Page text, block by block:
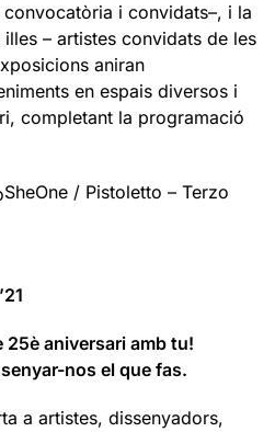
i convidats–, i la
– artistes convidats de les
aniran
en espais diversos i
completant la programació
SheOne / Pistoletto – Terzo
25è aniversari amb tu!
nos el que fas.
a artistes, dissenyadors,